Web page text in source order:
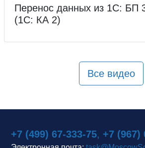
Перенос данных из 1С: БП
(1С: КА 2)
Все видео
+7 (499) 67-333-75, +7 (967)